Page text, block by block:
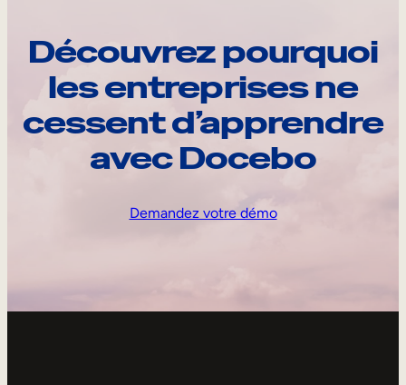
Découvrez pourquoi
les entreprises ne
cessent d’apprendre
avec Docebo
Demandez votre démo